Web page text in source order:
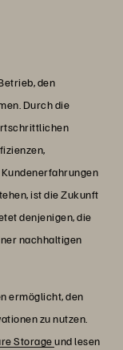
den
Durch die
ist die Zukunft
denjenigen, die
nachhaltigen
ermöglicht, den
zu nutzen.
Storageund lesen